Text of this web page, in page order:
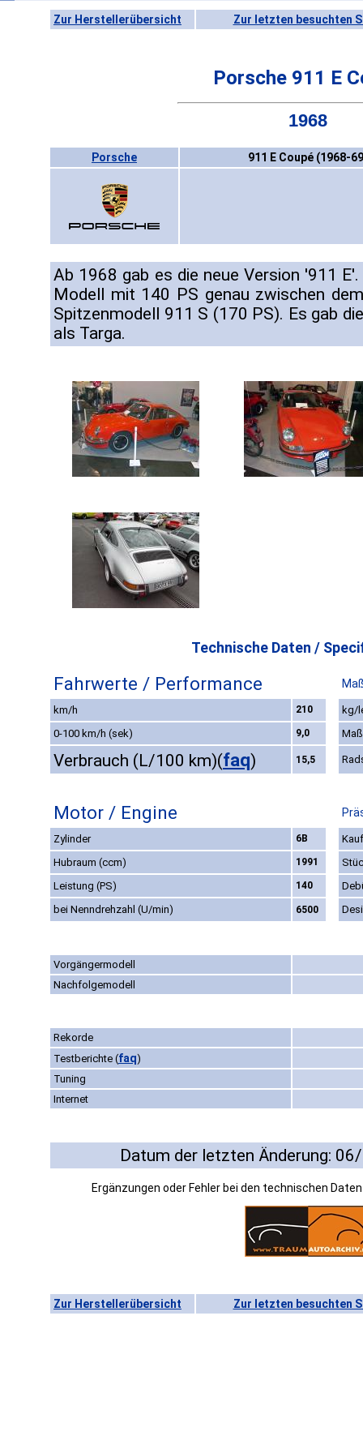
Zur Herstellerübersicht Zur letzten besuchten
Porsche 911 E
1968
Porsche 911 E Coupé (1968-
Ab 1968 gab es die neue Version '911
Modell mit 140 PS genau zwischen
Spitzenmodell 911 S (170 PS). Es gab
als Targa.
Technische Daten /
Fahrwerte / Performance
km/h 210
kg/
0-100 km/h (sek)
9,0
Verbrauch (L/100 km)(faq) 15,5
Motor / Engine
Zylinder 6B
Hubraum (ccm)
1991
Leistung (PS)
140
bei Nenndrehzahl (U/min)
6500
Vorgängermodell
Nachfolgemodell
Rekorde
Testberichte (faq)
Tuning
Internet
Datum der letzten Änderung:
Ergänzungen oder Fehler bei den technischen
Zur Herstellerübersicht Zur letzten besuchten